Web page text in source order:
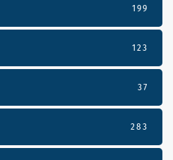
199
123
37
283